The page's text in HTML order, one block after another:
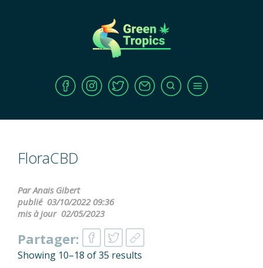
FloraCBD
Par Anais Gibert
publié 03/10/2022 09:36
mis à jour 02/05/2023
Partager:
Showing 10–18 of 35 results